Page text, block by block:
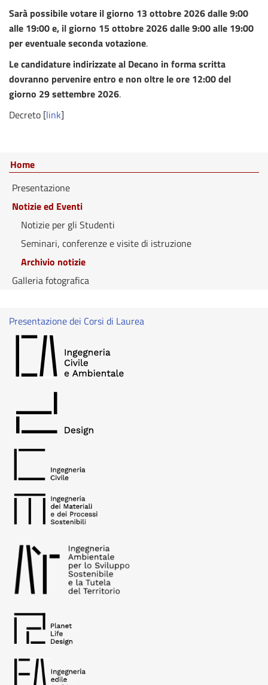
Sarà possibile votare il giorno 13 ottobre 2026 dalle 9:00
alle 19:00 e, il giorno 15 ottobre 2026 dalle 9:00 alle 19:00
per eventuale seconda votazione.
Le candidature indirizzate al Decano in forma scritta
dovranno pervenire entro e non oltre le ore 12:00 del
giorno 29 settembre 2026.
Decreto [link]
Home
Presentazione
Notizie ed Eventi
Notizie per gli Studenti
Seminari, conferenze e visite di istruzione
Archivio notizie
Galleria fotografica
Presentazione dei Corsi di Laurea